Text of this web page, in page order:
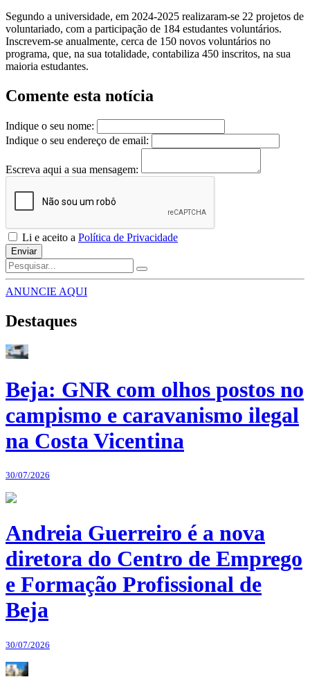
Segundo a universidade, em 2024-2025 realizaram-se 22 projetos de
voluntariado, com a participação de 184 estudantes voluntários.
Inscrevem-se anualmente, cerca de 150 novos voluntários no
programa, que, na sua totalidade, contabiliza 450 inscritos, na sua
maioria estudantes.
Comente esta notícia
Indique o seu nome:
Indique o seu endereço de email:
Escreva aqui a sua mensagem:
Li e aceito a Política de Privacidade
Enviar
ANUNCIE AQUI
Destaques
Beja: GNR com olhos postos no
campismo e caravanismo ilegal
na Costa Vicentina
30/07/2026
Andreia Guerreiro é a nova
diretora do Centro de Emprego
e Formação Profissional de
Beja
30/07/2026